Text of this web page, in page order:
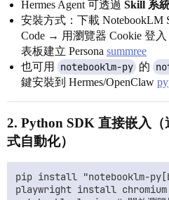
Hermes Agent 可透過 Skill 系
安裝方式：下載 NotebookLM
Code → 用瀏覽器 Cookie 登入
表板建立 Persona summree
也可用
notebooklm-py 的
鍵安裝到 Hermes/OpenClaw
2. Python SDK 直接嵌入
式自動化）
pip install "notebooklm-
playwright install chromium